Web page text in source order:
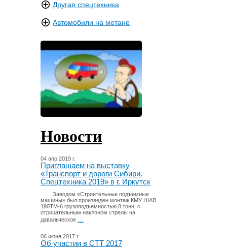
Другая спецтехника
Автомобили на метане
Новости
04 апр 2019 г.
Приглашаем на выставку
«Транспорт и дороги Сибири.
Спецтехника 2019» в г. Иркутск
Заводом «Строительные подъемные
машины» был произведен монтаж КМУ HIAB
190TM-6 грузоподъемностью 8 тонн, с
отрицательным наклоном стрелы на
давальческое ...
06 июня 2017 г.
Об участии в СТТ 2017